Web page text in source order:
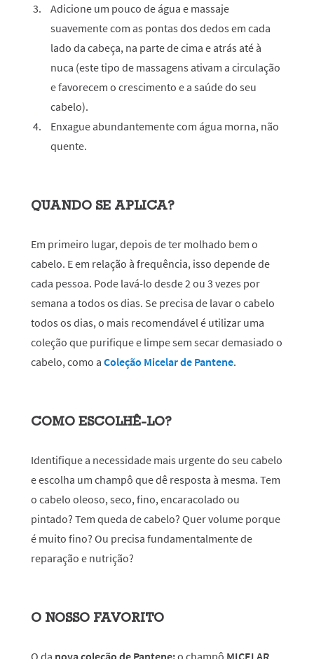
Adicione um pouco de água e massaje
suavemente com as pontas dos dedos em cada
lado da cabeça, na parte de cima e atrás até à
nuca (este tipo de massagens ativam a circulação
e favorecem o crescimento e a saúde do seu
cabelo).
Enxague abundantemente com água morna, não
quente.
QUANDO SE APLICA?
Em primeiro lugar, depois de ter molhado bem o
cabelo. E em relação à frequência, isso depende de
cada pessoa. Pode lavá-lo desde 2 ou 3 vezes por
semana a todos os dias. Se precisa de lavar o cabelo
todos os dias, o mais recomendável é utilizar uma
coleção que purifique e limpe sem secar demasiado o
cabelo, como a Coleção Micelar de Pantene.
COMO ESCOLHÊ-LO?
Identifique a necessidade mais urgente do seu cabelo
e escolha um champô que dê resposta à mesma. Tem
o cabelo oleoso, seco, fino, encaracolado ou
pintado? Tem queda de cabelo? Quer volume porque
é muito fino? Ou precisa fundamentalmente de
reparação e nutrição?
O NOSSO FAVORITO
O da nova coleção de Pantene:o champô MICELAR,